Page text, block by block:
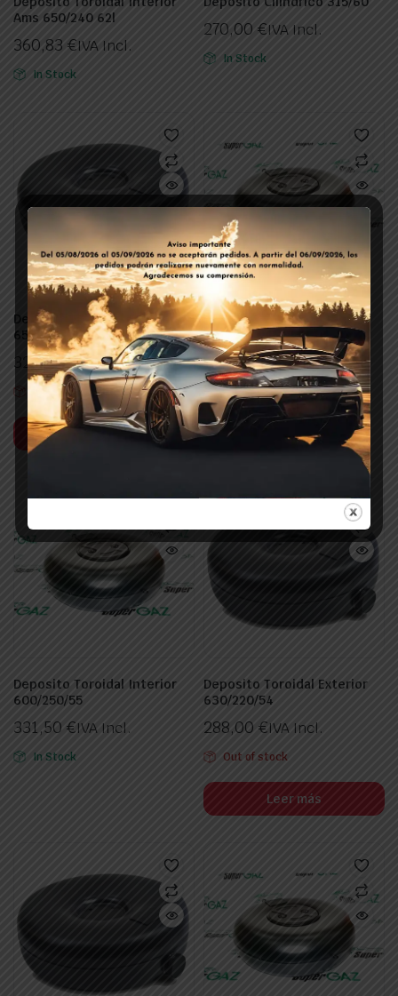
Ams 650/240 62l
360,83 €IVA Incl.
In Stock
270,00 €IVA Incl.
In Stock
Deposito Toroidal Exterior
650/225/59
326,91€IVA Incl.
Out of stock
Leer más
Deposito Toroidal Interior
Ams 650/225 58l
357,00€IVA Incl.
In Stock
Deposito Toroidal Interior
600/250/55
331,50 €IVA Incl.
In Stock
Deposito Toroidal Exterior
630/220/54
288,00 €IVA Incl.
Out of stock
Leer más